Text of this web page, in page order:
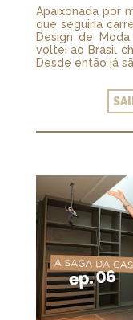
Apaixonada por
que seguiria
Design de
voltei ao Brasil
Desde então já